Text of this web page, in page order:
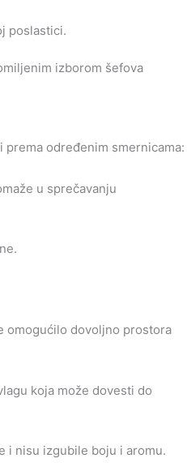
poslastici.
izborom šefova
određenim smernicama:
u sprečavanju
omogućilo dovoljno prostora
koja može dovesti do
i nisu izgubile boju i aromu.